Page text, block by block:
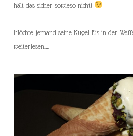
hält das sicher sowieso nicht!
Möchte jemand seine Kugel Eis in der
weiterlesen….